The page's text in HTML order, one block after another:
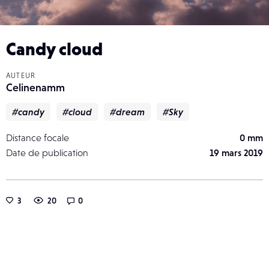
Candy cloud
AUTEUR
Celinenamm
#candy #cloud #dream #Sky
Distance focale
0 mm
Date de publication
19 mars 2019
3 20 0